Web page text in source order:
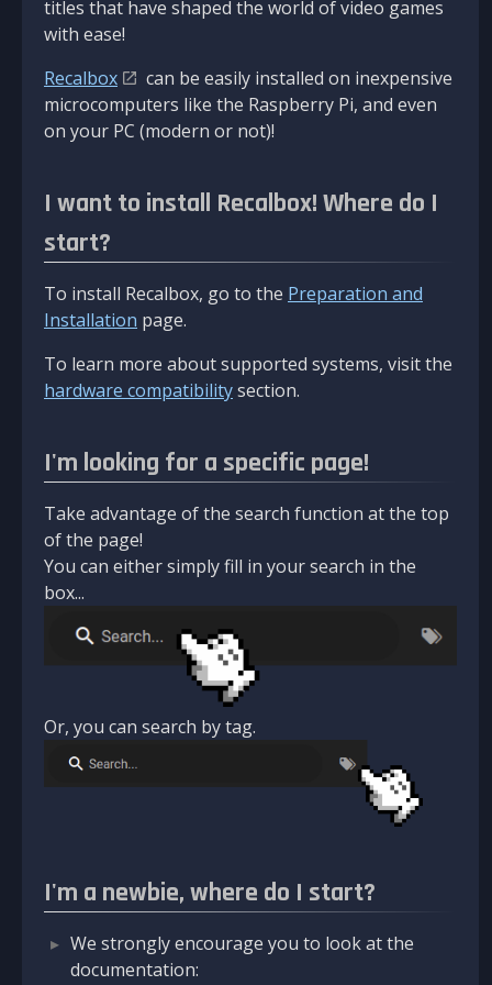
titles that have shaped the world of video games
with ease!
Recalbox
can be easily installed on inexpensive
microcomputers like the Raspberry Pi, and even
on your PC (modern or not)!
I want to install Recalbox! Where do I
start?
To install Recalbox, go to the Preparation and
Installation page.
To learn more about supported systems, visit the
hardware compatibilitysection.
I'm looking for a specific page!
Take advantage of the search function at the top
of the page!
You can either simply fill in your search in the
box...
Or, you can search by tag.
I'm a newbie, where do I start?
We strongly encourage you to look at the
documentation: